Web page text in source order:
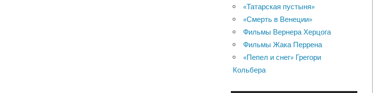
«Татарская пустыня»
«Смерть в Венеции»
Фильмы Вернера Херцога
Фильмы Жака Перрена
«Пепел и снег» Грегори
Кольбера